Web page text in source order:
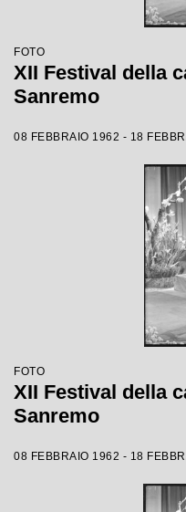
FOTO
XII Festival della
Sanremo
08 FEBBRAIO 1962 - 18
FOTO
XII Festival della
Sanremo
08 FEBBRAIO 1962 - 18